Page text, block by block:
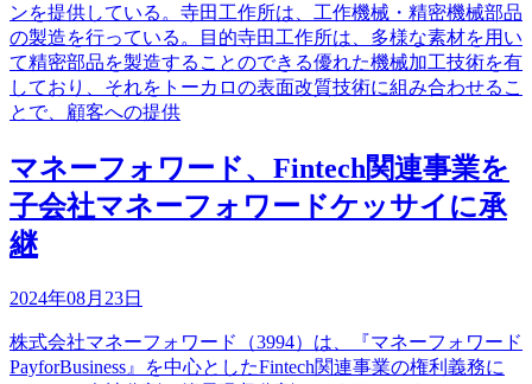
ンを提供している。寺田工作所は、工作機械・精密機械部品
の製造を行っている。目的寺田工作所は、多様な素材を用い
て精密部品を製造することのできる優れた機械加工技術を有
しており、それをトーカロの表面改質技術に組み合わせるこ
とで、顧客への提供
マネーフォワード、Fintech関連事業を
子会社マネーフォワードケッサイに承
継
2024年08月23日
株式会社マネーフォワード（3994）は、『マネーフォワード
PayforBusiness』を中心としたFintech関連事業の権利義務に